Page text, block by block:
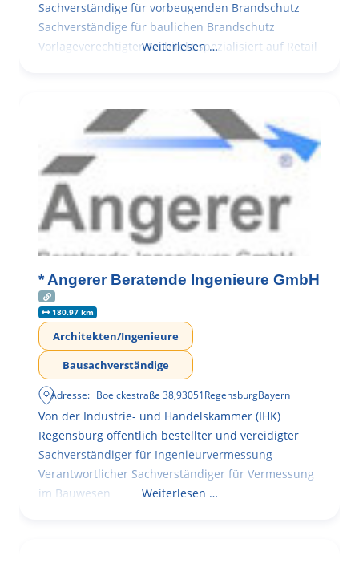
Sachverständige für vorbeugenden Brandschutz
Sachverständige für baulichen Brandschutz
Vorlageverechtigter Architekt spezialisiert auf Retail
Weiterlesen …
* Angerer Beratende Ingenieure GmbH
180.97 km
Architekten/Ingenieure
Bausachverständige
Adresse: Boelckestraße 38,93051RegensburgBayern
Von der Industrie- und Handelskammer (IHK)
Regensburg öffentlich bestellter und vereidigter
Sachverständiger für Ingenieurvermessung
Verantwortlicher Sachverständiger für Vermessung
im Bauwesen
Weiterlesen …